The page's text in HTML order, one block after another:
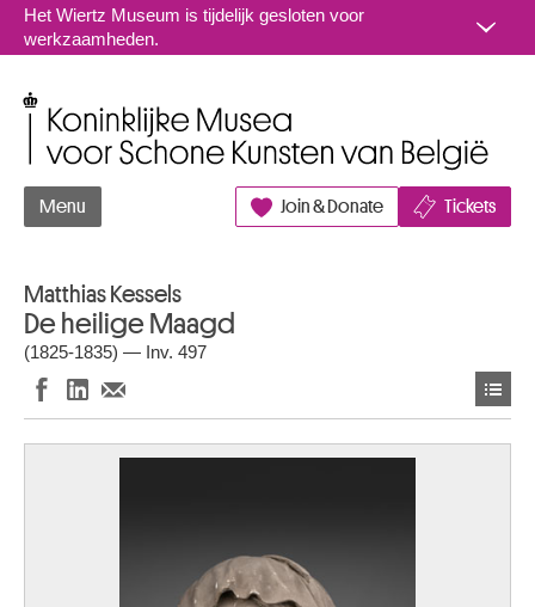
Naar inhoud
Het Wiertz Museum is tijdelijk gesloten voor
werkzaamheden.
Menu Join & Donate Tickets
Matthias Kessels
De heilige Maagd
(1825-1835) — Inv. 497